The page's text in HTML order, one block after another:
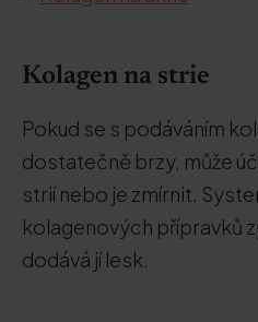
Kolagen na strie
Pokud se s podáváním
dostatečně brzy, může
strií nebo je zmírnit.
kolagenových přípravků
dodává jí lesk.